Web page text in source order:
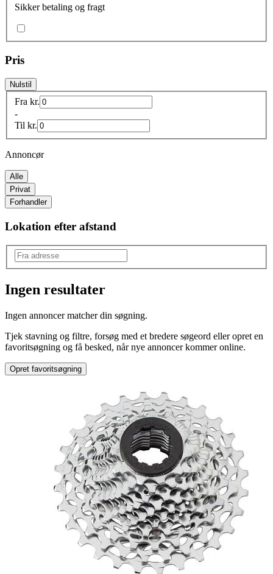
Sikker betaling og fragt
Pris
Nulstil
Fra kr.
-
Til kr.
Annoncør
Alle
Privat
Forhandler
Lokation efter afstand
Ingen resultater
Ingen annoncer matcher din søgning.
Tjek stavning og filtre, forsøg med et bredere søgeord eller opret en
favoritsøgning og få besked, når nye annoncer kommer online.
Opret favoritsøgning